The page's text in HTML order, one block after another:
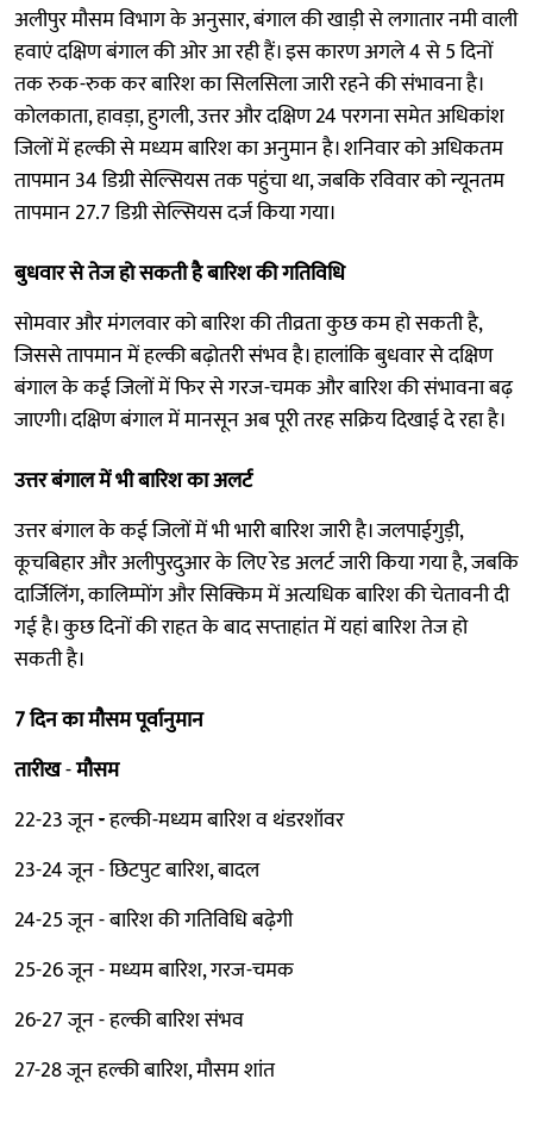
अलीपुर मौसम विभाग के अनुसार, बंगाल की खाड़ी से लगातार नमी वाली
हवाएं दक्षिण बंगाल की ओर आ रही हैं। इस कारण अगले 4 से 5 दिनों
तक रुक-रुक कर बारिश का सिलसिला जारी रहने की संभावना है।
कोलकाता, हावड़ा, हुगली, उत्तर और दक्षिण 24 परगना समेत अधिकांश
जिलों में हल्की से मध्यम बारिश का अनुमान है। शनिवार को अधिकतम
तापमान 34 डिग्री सेल्सियस तक पहुंचा था, जबकि रविवार को न्यूनतम
तापमान 27.7 डिग्री सेल्सियस दर्ज किया गया।
बुधवार से तेज हो सकती है बारिश की गतिविधि
सोमवार और मंगलवार को बारिश की तीव्रता कुछ कम हो सकती है,
जिससे तापमान में हल्की बढ़ोतरी संभव है। हालांकि बुधवार से दक्षिण
बंगाल के कई जिलों में फिर से गरज-चमक और बारिश की संभावना बढ़
जाएगी। दक्षिण बंगाल में मानसून अब पूरी तरह सक्रिय दिखाई दे रहा है।
उत्तर बंगाल में भी बारिश का अलर्ट
उत्तर बंगाल के कई जिलों में भी भारी बारिश जारी है। जलपाईगुड़ी,
कूचबिहार और अलीपुरदुआर के लिए रेड अलर्ट जारी किया गया है, जबकि
दार्जिलिंग, कालिम्पोंग और सिक्किम में अत्यधिक बारिश की चेतावनी दी
गई है। कुछ दिनों की राहत के बाद सप्ताहांत में यहां बारिश तेज हो
सकती है।
7 दिन का मौसम पूर्वानुमान
तारीख-मौसम
22-23 जून-हल्की-मध्यम बारिश व थंडरशॉवर
23-24 जून - छिटपुट बारिश, बादल
24-25 जून - बारिश की गतिविधि बढ़ेगी
25-26 जून - मध्यम बारिश, गरज-चमक
26-27 जून - हल्की बारिश संभव
27-28 जून हल्की बारिश, मौसम शांत